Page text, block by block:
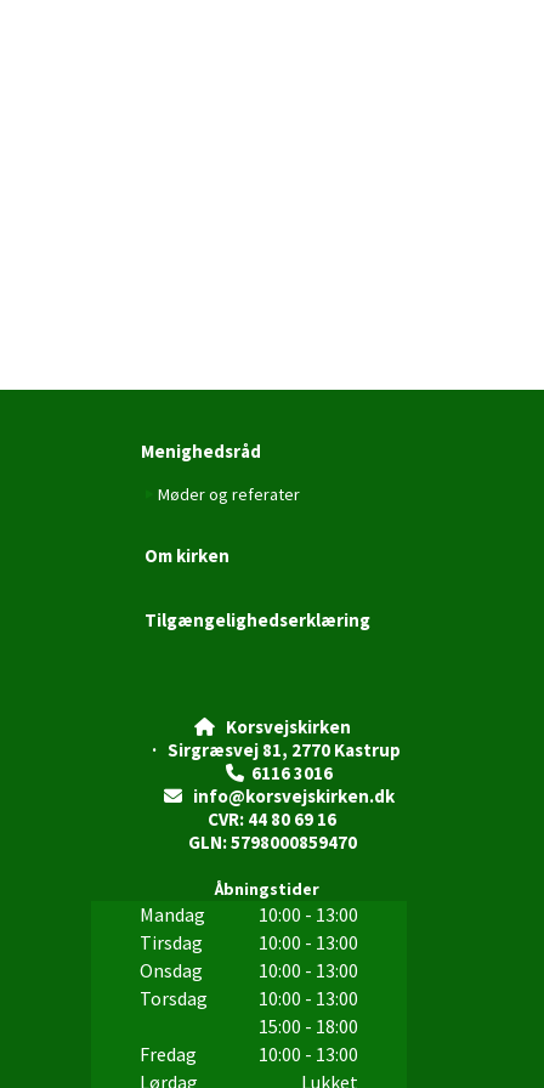
Menighedsråd
Møder og referater
Om kirken
Tilgængelighedserklæring
Korsvejskirken
· Sirgræsvej 81, 2770 Kastrup
 6116 3016

info@korsvejskirken.dk
CVR: 44 80 69 16
GLN: 5798000859470
Åbningstider
Mandag
10:00 - 13:00
Tirsdag
10:00 - 13:00
Onsdag
10:00 - 13:00
Torsdag
10:00 - 13:00
15:00 - 18:00
Fredag
10:00 - 13:00
Lørdag
Lukket